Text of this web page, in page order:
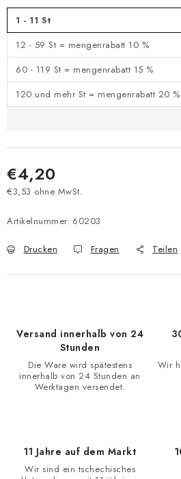
1 - 11 St
12 - 59 St = mengenrabatt 10 %
60 - 119 St = mengenrabatt 15 %
120 und mehr St = mengenrabatt 20 %
€4,20
€3,53 ohne MwSt.
Artikelnummer: 60203
Drucken Fragen Teilen
Versand innerhalb von 24
Stunden
Die Ware wird spätestens
innerhalb von 24 Stunden an
Werktagen versendet.
Wir
11 Jahre auf dem Markt
Wir sind ein tschechisches